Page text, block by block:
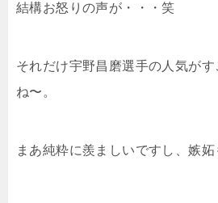
結構お怒りの声が・・・笑
それだけ宇野昌磨選手の人気が
ね〜。
まあ純粋に羨ましいですし、嫉